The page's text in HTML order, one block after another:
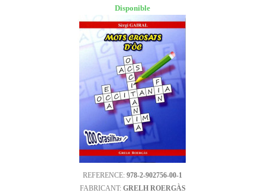
Disponible
REFERENCE: 978-2-902756-00-1
FABRICANT: GRELH ROERGÀS